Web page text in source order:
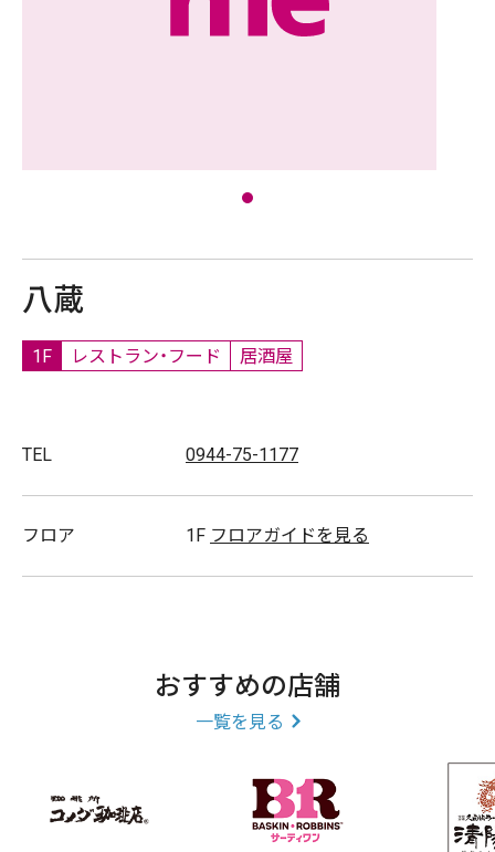
八蔵
1F レストラン・フード 居酒屋
TEL 0944-75-1177
フロア 1F フロアガイドを見る
おすすめの店舗
一覧を見る